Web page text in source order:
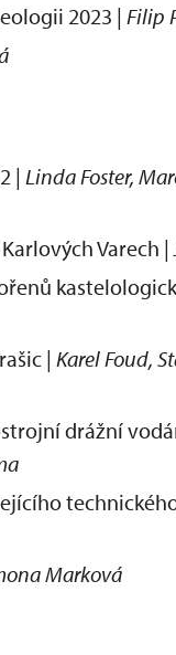
2023 | Filip
| Linda Foster,
Varech |
| Karel Foud,
drážní
Marková